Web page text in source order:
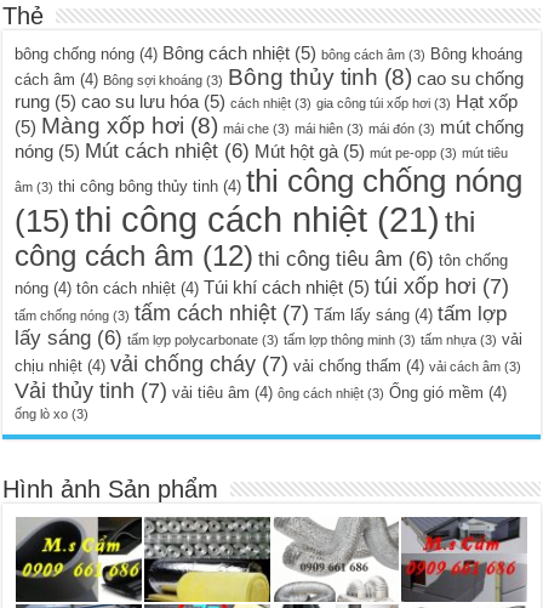
Thẻ
bông chống nóng (4) Bông cách nhiệt (5) bông cách âm (3) Bông khoáng
cách âm (4) Bông sợi khoáng (3) Bông thủy tinh (8) cao su chống
rung (5) cao su lưu hóa (5) cách nhiệt (3) gia công túi xốp hơi (3) Hạt xốp
(5) Màng xốp hơi (8) mái che (3) mái hiên (3) mái đón (3) mút chống
nóng (5) Mút cách nhiệt (6) Mút hột gà (5) mút pe-opp (3) mút tiêu
âm (3) thi công bông thủy tinh (4) thi công chống nóng
(15) thi công cách nhiệt (21) thi
công cách âm (12) thi công tiêu âm (6) tôn chống
nóng (4) tôn cách nhiệt (4) Túi khí cách nhiệt (5) túi xốp hơi (7)
tấm chống nóng (3) tấm cách nhiệt (7) Tấm lấy sáng (4) tấm lợp
lấy sáng (6) tấm lợp polycarbonate (3) tấm lợp thông minh (3) tấm nhựa (3) vải
chịu nhiệt (4) vải chống cháy (7) vải chống thấm (4) vải cách âm (3)
Vải thủy tinh (7) vải tiêu âm (4) ông cách nhiệt (3) Ống gió mềm (4)
ống lò xo (3)
Hình ảnh Sản phẩm